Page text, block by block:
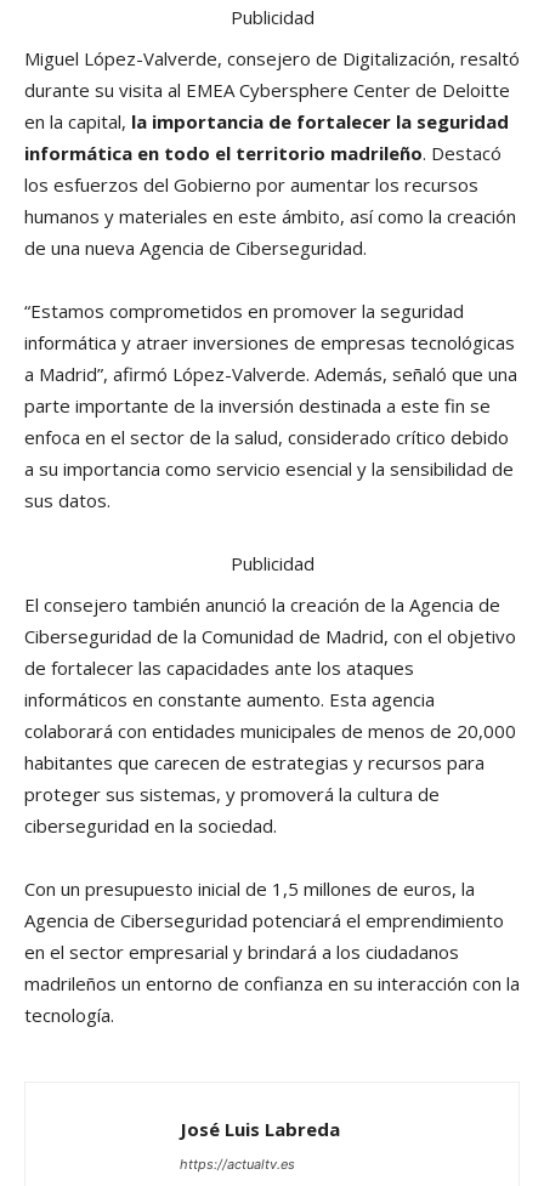
Publicidad
Miguel López-Valverde, consejero de Digitalización, resaltó
durante su visita al EMEA Cybersphere Center de Deloitte
en la capital, la importancia de fortalecer la seguridad
informática en todo el territorio madrileño. Destacó
los esfuerzos del Gobierno por aumentar los recursos
humanos y materiales en este ámbito, así como la creación
de una nueva Agencia de Ciberseguridad.
“Estamos comprometidos en promover la seguridad
informática y atraer inversiones de empresas tecnológicas
a Madrid”, afirmó López-Valverde. Además, señaló que una
parte importante de la inversión destinada a este fin se
enfoca en el sector de la salud, considerado crítico debido
a su importancia como servicio esencial y la sensibilidad de
sus datos.
Publicidad
El consejero también anunció la creación de la Agencia de
Ciberseguridad de la Comunidad de Madrid, con el objetivo
de fortalecer las capacidades ante los ataques
informáticos en constante aumento. Esta agencia
colaborará con entidades municipales de menos de 20,000
habitantes que carecen de estrategias y recursos para
proteger sus sistemas, y promoverá la cultura de
ciberseguridad en la sociedad.
Con un presupuesto inicial de 1,5 millones de euros, la
Agencia de Ciberseguridad potenciará el emprendimiento
en el sector empresarial y brindará a los ciudadanos
madrileños un entorno de confianza en su interacción con la
tecnología.
José Luis Labreda
https://actualtv.es